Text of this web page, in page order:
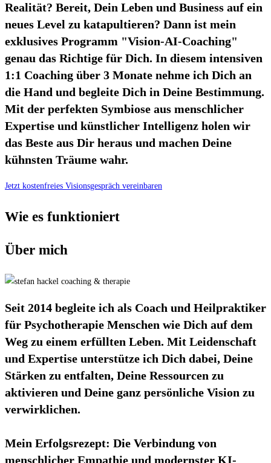
Realität? Bereit, Dein Leben und Business auf ein
neues Level zu katapultieren? Dann ist mein
exklusives Programm "Vision-AI-Coaching"
genau das Richtige für Dich. In diesem intensiven
1:1 Coaching über 3 Monate nehme ich Dich an
die Hand und begleite Dich in Deine Bestimmung.
Mit der perfekten Symbiose aus menschlicher
Expertise und künstlicher Intelligenz holen wir
das Beste aus Dir heraus und machen Deine
kühnsten Träume wahr.
Jetzt kostenfreies Visionsgespräch vereinbaren
Wie es funktioniert
Über mich
Seit 2014 begleite ich als Coach und Heilpraktiker
für Psychotherapie Menschen wie Dich auf dem
Weg zu einem erfüllten Leben. Mit Leidenschaft
und Expertise unterstütze ich Dich dabei, Deine
Stärken zu entfalten, Deine Ressourcen zu
aktivieren und Deine ganz persönliche Vision zu
verwirklichen.
Mein Erfolgsrezept: Die Verbindung von
menschlicher Empathie und modernster KI-